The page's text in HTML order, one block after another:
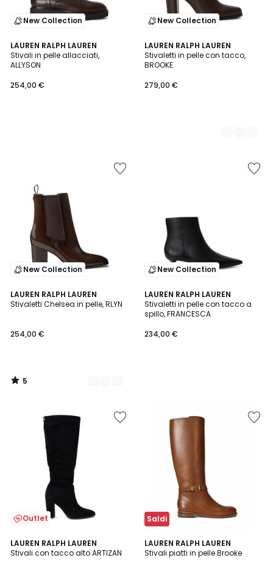
New Collection
LAUREN RALPH LAUREN
Stivali in pelle allacciati,
ALLYSON
254,00 €
New Collection
LAUREN RALPH LAUREN
Stivaletti in pelle con tacco,
BROOKE
279,00 €
2
Colori
New Collection
LAUREN RALPH LAUREN
Stivaletti Chelsea in pelle, RLYN
254,00 €
5
/
2
Colori
5
/
New Collection
LAUREN RALPH LAUREN
Stivaletti in pelle con tacco a
spillo, FRANCESCA
234,00 €
Outlet
LAUREN RALPH LAUREN
Stivali con tacco alto ARTIZAN
Saldi
LAUREN RALPH LAUREN
Stivali piatti in pelle Brooke